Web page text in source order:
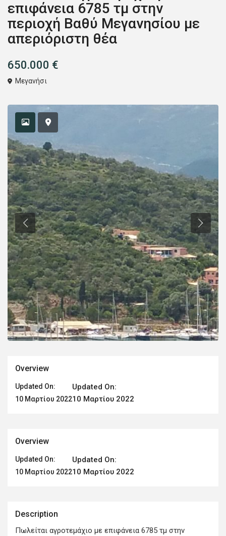
επιφάνεια 6785 τμ στην
περιοχή Βαθύ Μεγανησίου με
απεριόριστη θέα
650.000 €
Μεγανήσι
Overview
Updated On:
10 Μαρτίου 2022
Updated On:
10 Μαρτίου 2022
Overview
Updated On:
10 Μαρτίου 2022
Updated On:
10 Μαρτίου 2022
Description
Πωλείται αγροτεμάχιο με επιφάνεια 6785 τμ στην